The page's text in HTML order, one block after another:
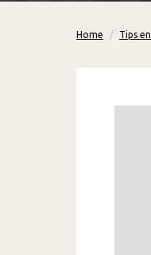
Home Tips